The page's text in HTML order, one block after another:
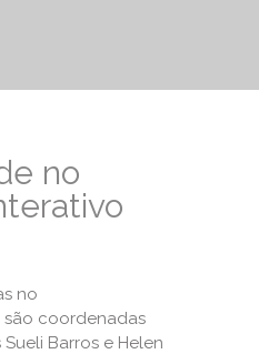
no
no
são coordenadas
Barros e Helen